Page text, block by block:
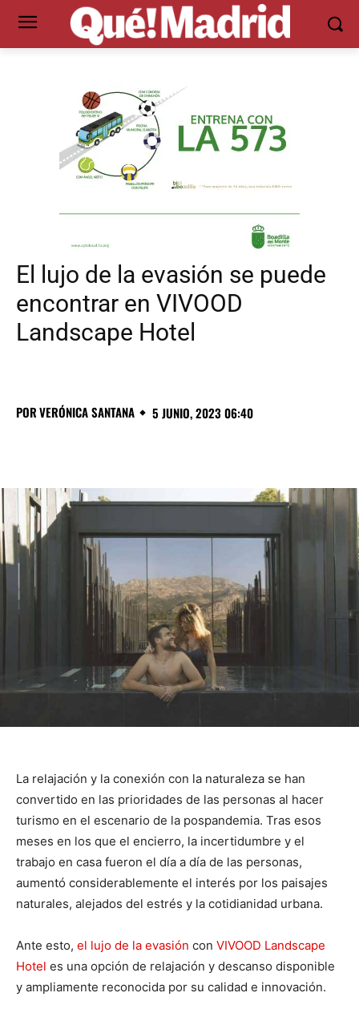
El lujo de la evasión se puede
encontrar en VIVOOD
Landscape Hotel
PORVERÓNICA SANTANA 5 JUNIO, 2023 06:40
La relajación y la conexión con la naturaleza se han
convertido en las prioridades de las personas al hacer
turismo en el escenario de la pospandemia. Tras esos
meses en los que el encierro, la incertidumbre y el
trabajo en casa fueron el día a día de las personas,
aumentó considerablemente el interés por los paisajes
naturales, alejados del estrés y la cotidianidad urbana.
Ante esto, el lujo de la evasión con VIVOOD Landscape
Hotel es una opción de relajación y descanso disponible
y ampliamente reconocida por su calidad e innovación.